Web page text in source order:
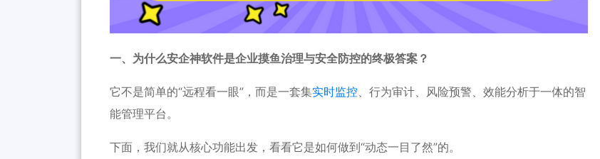
一、为什么安企神软件是企业摸鱼治理与安全防控的终极答案？
它不是简单的“远程看一眼”，而是一套集实时监控 、行为审计、风险预警、效能分析于一体的智
能管理平台。
下面，我们就从核心功能出发，看看它是如何做到“动态一目了然”的。